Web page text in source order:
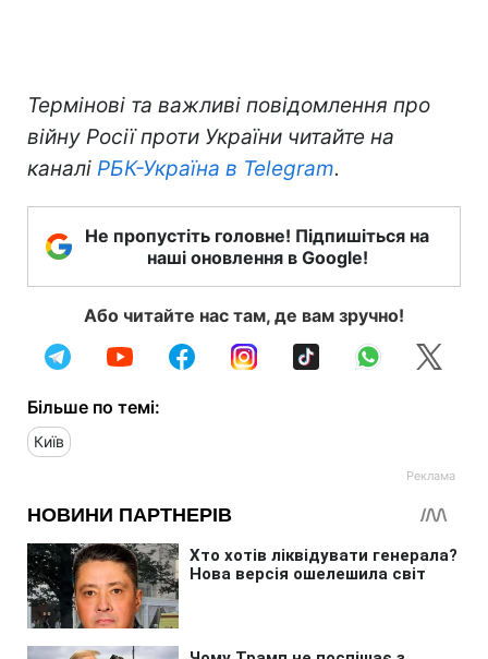
Термінові та важливі повідомлення про
війну Росії проти України читайте на
каналі РБК-Україна в Telegram.
Не пропустіть головне! Підпишіться на
наші оновлення в Google!
Або читайте нас там, де вам зручно!
Більше по темі:
Київ